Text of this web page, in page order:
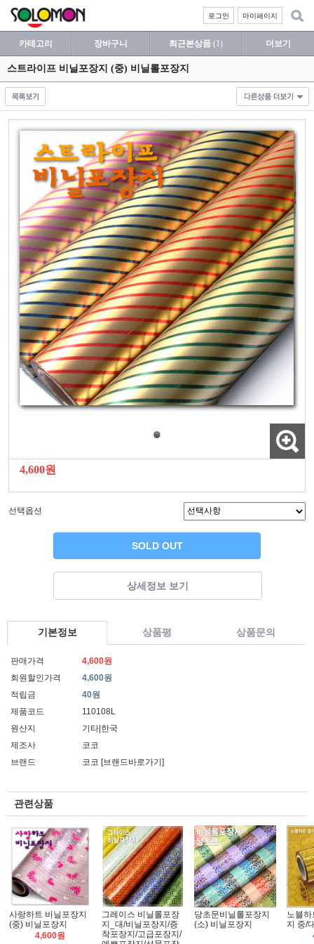
마이페이지
로그인
카테고리 장바구니 최근본상품 (1) 더보기
스트라이프 비닐포장지 (중) 비닐롤포장지
4,600원
선택옵션
SOLD OUT
상세정보 보기
기본정보 상품평 상품문의
판매가격
4,600원
회원할인가격
4,600원
적립금
40원
제품코드
110108L
원산지
기타|한국
제조사
코코
브랜드
코코 [브랜드바로가기]
관련상품
사랑하트 비닐포장지
(중) 비닐포장지
4,600원
그레이스 비닐롤포장
지_대/비닐포장지/증
착포장지/고급포장지/
당초문비닐롤포장지
(소) 비닐포장지
노블
지 중/